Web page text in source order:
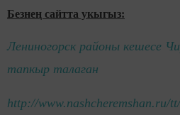
Безнең сайтта укыгыз:
Лениногорск районы кешесе
тапкыр талаган
http://www.nashcheremshan.ru/